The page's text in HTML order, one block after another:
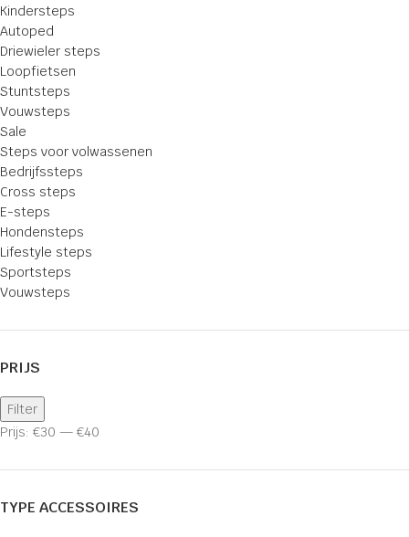
Kindersteps
Autoped
Driewieler steps
Loopfietsen
Stuntsteps
Vouwsteps
Sale
Steps voor volwassenen
Bedrijfssteps
Cross steps
E-steps
Hondensteps
Lifestyle steps
Sportsteps
Vouwsteps
PRIJS
Filter
Prijs: €30 — €40
TYPE ACCESSOIRES